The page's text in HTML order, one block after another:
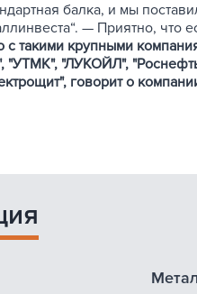
балка, и мы
— Приятно, что
с такими крупными
"УТМК", "ЛУКОЙЛ",
говорит о